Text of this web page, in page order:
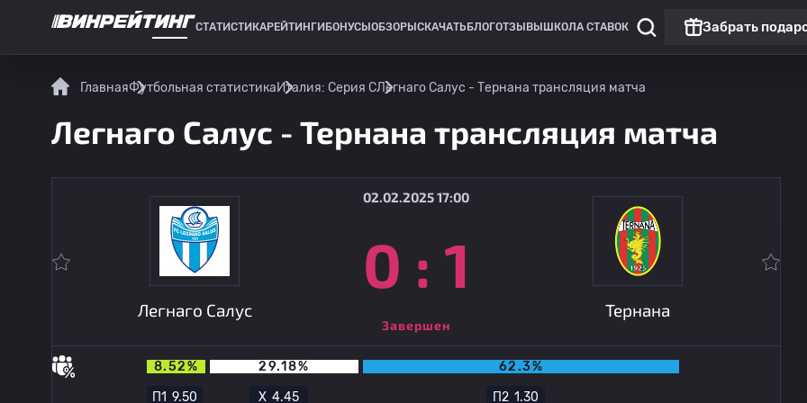
СТАТИСТИКАРЕЙТИНГИ БОНУСЫ ОБЗОРЫ СКАЧАТЬ БЛОГОТЗЫВЫ ШКОЛА СТАВОК Забрать
ГлавнаяФутбольная статистикаИталия: Серия CЛегнаго Салус - Тернана трансляция матча
Легнаго Салус - Тернана трансляция матча
Легнаго Салус
02.02.2025 17:00
0 : 1
Завершен
Тернана
8.52% 29.18%
62.3%
П1 9.50 Х4.45 П21.30
Лига Европы
Ягеллония
Рейнджерс